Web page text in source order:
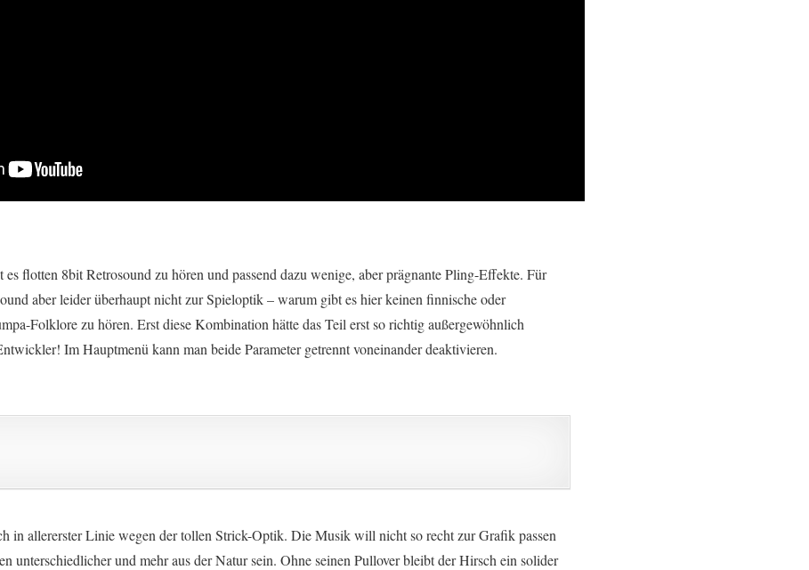
flotten 8bit Retrosound zu hören und passend dazu wenige, aber prägnante Pling-Effekte. Für
aber leider überhaupt nicht zur Spieloptik – warum gibt es hier keinen finnische oder
Folklore zu hören. Erst diese Kombination hätte das Teil erst so richtig außergewöhnlich
Im Hauptmenü kann man beide Parameter getrennt voneinander deaktivieren.
in allererster Linie wegen der tollen Strick-Optik. Die Musik will nicht so recht zur Grafik passen
unterschiedlicher und mehr aus der Natur sein. Ohne seinen Pullover bleibt der Hirsch ein solider